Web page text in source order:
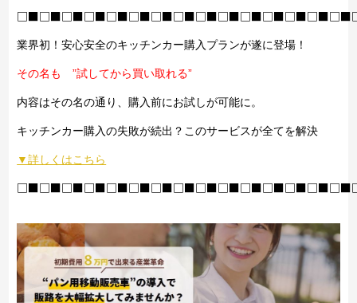
業界初！安心安全のキッチンカー購入プランが遂に登場！
その名も ”試してから買い取れる”
内容はその名の通り、購入前にお試しが可能に。
キッチンカー購入の失敗が続出？このサービスが全てを解決
▼詳しくはこちら